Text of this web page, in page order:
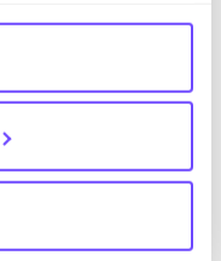
have to use just one
to make this choice